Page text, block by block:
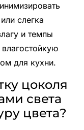
слегка
и темпы
для кухни.
цоколя
света
цвета?